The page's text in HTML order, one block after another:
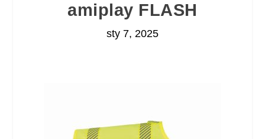
amiplay FLASH
sty 7, 2025